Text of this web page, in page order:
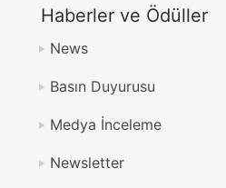
Haberler ve Ödüller
News
Basın Duyurusu
Medya İnceleme
Newsletter